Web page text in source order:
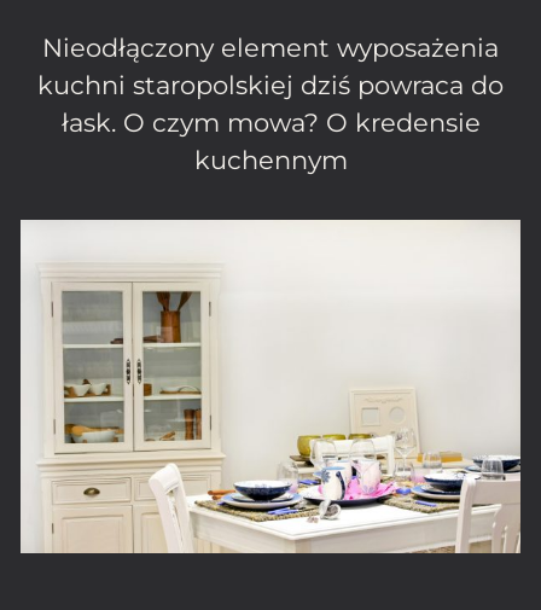
Nieodłączony element wyposażenia
kuchni staropolskiej dziś powraca do
łask. O czym mowa? O kredensie
kuchennym